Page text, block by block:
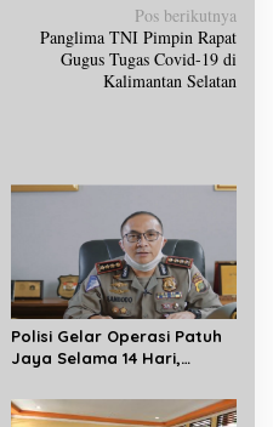
Pos berikutnya
Panglima TNI Pimpin Rapat
Gugus Tugas Covid-19 di
Kalimantan Selatan
Polisi Gelar Operasi Patuh
Jaya Selama 14 Hari,